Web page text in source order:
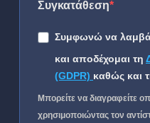
Συγκατάθεση
Συμφωνώ να
και αποδέχομαι τη
(GDPR) καθώς και
Μπορείτε να διαγραφείτε
χρησιμοποιώντας τον